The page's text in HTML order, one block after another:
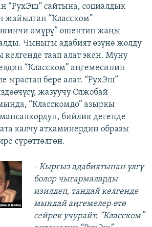
“РухЭш” сайтына, социалдык
жайылган “Класском”
өмүрү” ошентип жаңы
Чыныгы адабият өзүнө жолду
таап алат экен. Муну
“Класском” аңгемесинин
ырастап бере алат. “РухЭш”
жазуучу Олжобай
“Класскомдо” азыркы
бийлик дегенде
калчу аткаминердин образы
сүрөттөлгөн.
- Кыргыз адабиятынан үлгү
болор чыгармаларды
изилдеп, тандай келгенде
мындай аңгемелер өтө
сейрек учурайт. “Класском”